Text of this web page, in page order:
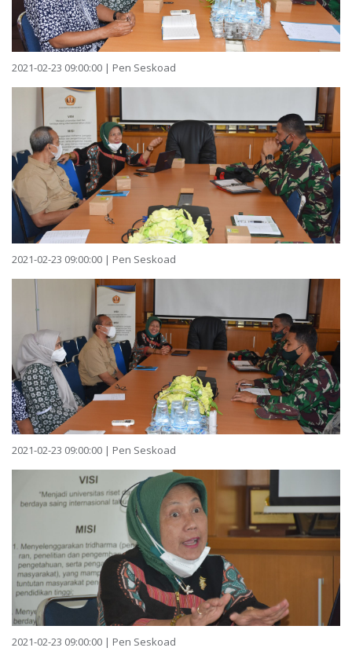
2021-02-23 09:00:00 | Pen Seskoad
2021-02-23 09:00:00 | Pen Seskoad
2021-02-23 09:00:00 | Pen Seskoad
2021-02-23 09:00:00 | Pen Seskoad